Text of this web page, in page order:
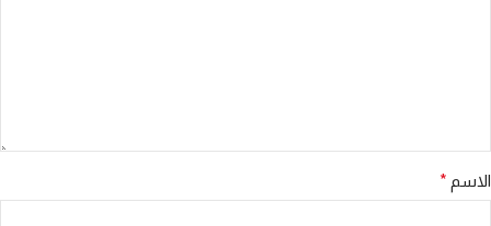
الاسم *